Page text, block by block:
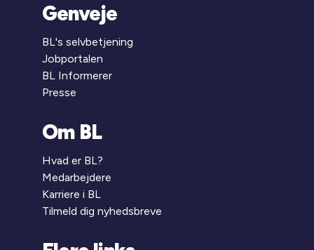
Genveje
BL's selvbetjening
Jobportalen
BL Informerer
Presse
Om BL
Hvad er BL?
Medarbejdere
Karriere i BL
Tilmeld dig nyhedsbreve